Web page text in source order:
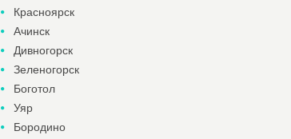
Красноярск
Ачинск
Дивногорск
Зеленогорск
Боготол
Уяр
Бородино